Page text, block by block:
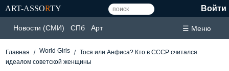
ART-ASSORTY Войти
Новости (СМИ) СПб Арт ☰ Меню
Главная World Girls
Тося или Анфиса? Кто в СССР считался
идеалом советской женщины